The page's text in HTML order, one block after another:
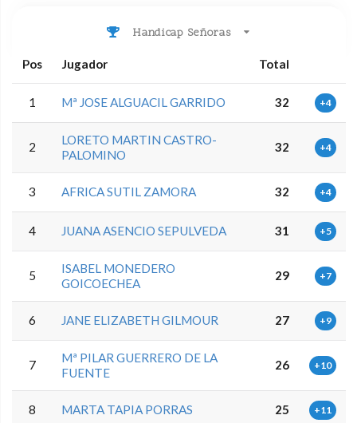
Handicap Señoras
Pos Jugador Total
1 Mª JOSE ALGUACIL GARRIDO 32 +4
2
LORETO MARTIN CASTRO-
PALOMINO
32 +4
3 AFRICA SUTIL ZAMORA 32 +4
4 JUANA ASENCIO SEPULVEDA 31 +5
5
ISABEL MONEDERO
GOICOECHEA
29 +7
6 JANE ELIZABETH GILMOUR 27 +9
7
Mª PILAR GUERRERO DE LA
FUENTE
26 +10
8 MARTA TAPIA PORRAS 25 +11